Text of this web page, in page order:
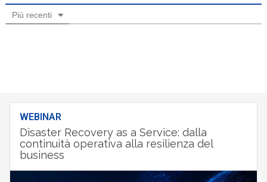
Più recenti
WEBINAR
Disaster Recovery as a Service: dalla
continuità operativa alla resilienza del
business